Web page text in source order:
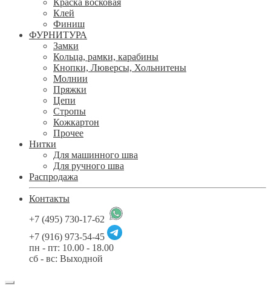
Краска восковая
Клей
Финиш
ФУРНИТУРА
Замки
Кольца, рамки, карабины
Кнопки, Люверсы, Хольнитены
Молнии
Пряжки
Цепи
Стропы
Кожкартон
Прочее
Нитки
Для машинного шва
Для ручного шва
Распродажа
Контакты
+7 (495) 730-17-62
+7 (916) 973-54-45
пн - пт: 10.00 - 18.00
сб - вс: Выходной